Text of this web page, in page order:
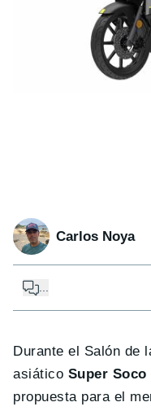
Carlos Noya
...
Durante el Salón de
asiático Super Soco
propuesta para el